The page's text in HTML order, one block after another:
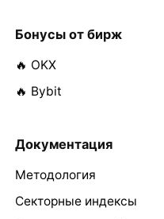
Бонусы от бирж
🔥 OKX
🔥 Bybit
Документация
Методология
Секторные индексы